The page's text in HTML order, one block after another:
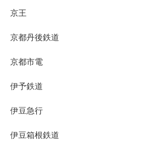
京王
京都丹後鉄道
京都市電
伊予鉄道
伊豆急行
伊豆箱根鉄道